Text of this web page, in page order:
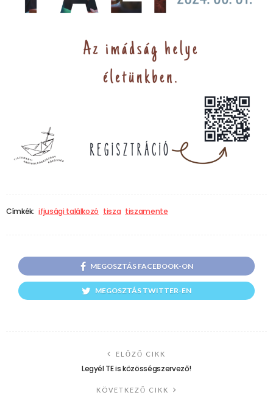
Címkék: ifjusági találkozó tisza tiszamente
MEGOSZTÁS FACEBOOK-ON
MEGOSZTÁS TWITTER-EN
ELŐZŐ CIKK
Legyél TE is közösségszervező!
KÖVETKEZŐ CIKK